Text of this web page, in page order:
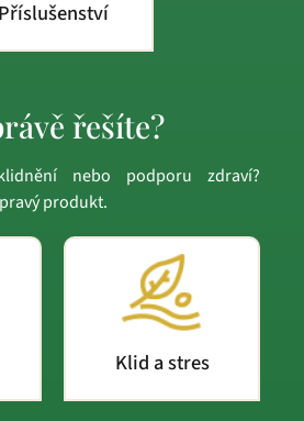
Příslušenství
řešíte?
nebo podporu zdraví?
produkt.
Klid a stres